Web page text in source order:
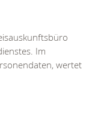
Im
wertet